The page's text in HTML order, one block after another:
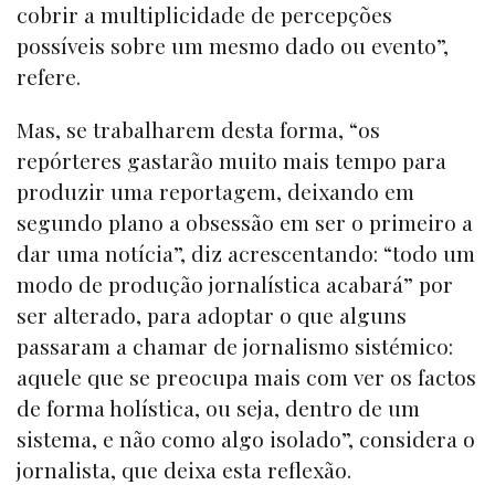
cobrir a multiplicidade de percepções
possíveis sobre um mesmo dado ou evento”,
refere.
Mas, se trabalharem desta forma, “os
repórteres gastarão muito mais tempo para
produzir uma reportagem, deixando em
segundo plano a obsessão em ser o primeiro a
dar uma notícia”, diz acrescentando: “todo um
modo de produção jornalística acabará” por
ser alterado, para adoptar o que alguns
passaram a chamar de jornalismo sistémico:
aquele que se preocupa mais com ver os factos
de forma holística, ou seja, dentro de um
sistema, e não como algo isolado”, considera o
jornalista, que deixa esta reflexão.